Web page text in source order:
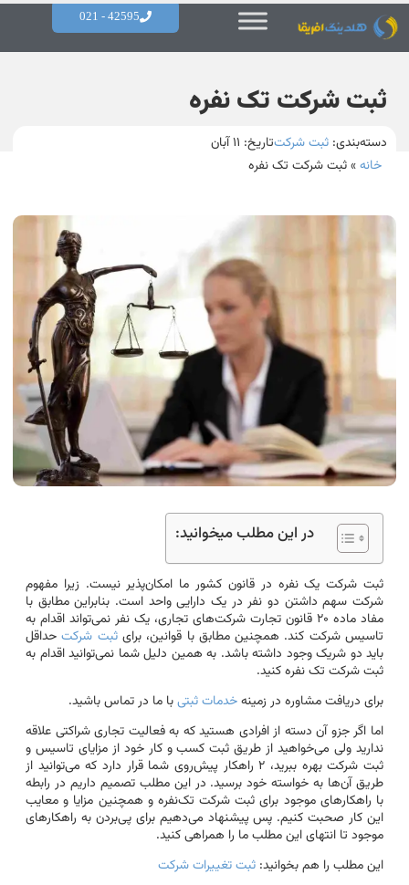
42595 - 021
ثبت شرکت تک نفره
دسته‌بندی: ثبت شرکتتاریخ:
خانه»ثبت شرکت تک نفره
در این مطلب میخوانید:
ثبت شرکت یک نفره در قانون کشور ما امکان‌پذیر نیست. زیرا مفهوم
شرکت سهم داشتن دو نفر در یک دارایی واحد است. بنابراین مطابق با
مفاد ماده ۲۰ قانون تجارت شرکت‌های تجاری، یک نفر نمی‌تواند اقدام به
تاسیس شرکت کند. همچنین مطابق با قوانین، برایثبت شرکتحداقل
باید دو شریک وجود داشته باشد. به همین دلیل شما نمی‌توانید اقدام به
ثبت شرکت تک نفره کنید.
برای دریافت مشاوره در زمینهخدمات ثبتیبا ما در تماس باشید.
اما اگر جزو آن دسته از افرادی هستید که به فعالیت تجاری شراکتی علاقه
ندارید ولی می‌خواهید از طریق ثبت کسب و کار خود از مزایای تاسیس و
ثبت شرکت بهره ببرید، ۲ راهکار پیش‌روی شما قرار دارد که می‌توانید از
طریق آن‌ها به خواسته خود برسید. در این مطلب تصمیم داریم در رابطه
با راهکارهای موجود برای ثبت شرکت تک‌‌نفره و همچنین مزایا و معایب
این کار صحبت کنیم. پس پیشنهاد می‌دهیم برای پی‌بردن به راهکارهای
موجود تا انتهای این مطلب ما را همراهی کنید.
این مطلب را هم بخوانید: ثبت تغییرات شرکت